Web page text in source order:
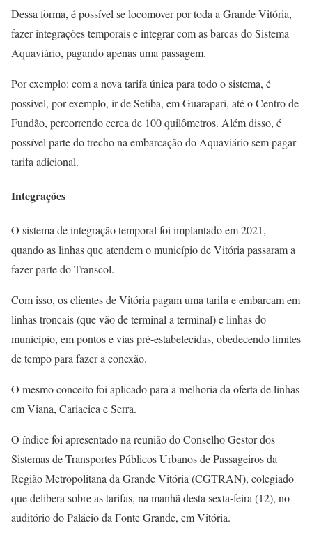
Dessa forma, é possível se locomover por toda a Grande Vitória,
fazer integrações temporais e integrar com as barcas do Sistema
Aquaviário, pagando apenas uma passagem.
Por exemplo: com a nova tarifa única para todo o sistema, é
possível, por exemplo, ir de Setiba, em Guarapari, até o Centro de
Fundão, percorrendo cerca de 100 quilômetros. Além disso, é
possível parte do trecho na embarcação do Aquaviário sem pagar
tarifa adicional.
Integrações
O sistema de integração temporal foi implantado em 2021,
quando as linhas que atendem o município de Vitória passaram a
fazer parte do Transcol.
Com isso, os clientes de Vitória pagam uma tarifa e embarcam em
linhas troncais (que vão de terminal a terminal) e linhas do
município, em pontos e vias pré-estabelecidas, obedecendo limites
de tempo para fazer a conexão.
O mesmo conceito foi aplicado para a melhoria da oferta de linhas
em Viana, Cariacica e Serra.
O índice foi apresentado na reunião do Conselho Gestor dos
Sistemas de Transportes Públicos Urbanos de Passageiros da
Região Metropolitana da Grande Vitória (CGTRAN), colegiado
que delibera sobre as tarifas, na manhã desta sexta-feira (12), no
auditório do Palácio da Fonte Grande, em Vitória.